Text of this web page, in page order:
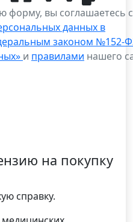
форму, вы соглашаетесь
данных в
законом №152-
и правилами нашего
на покупку
справку.